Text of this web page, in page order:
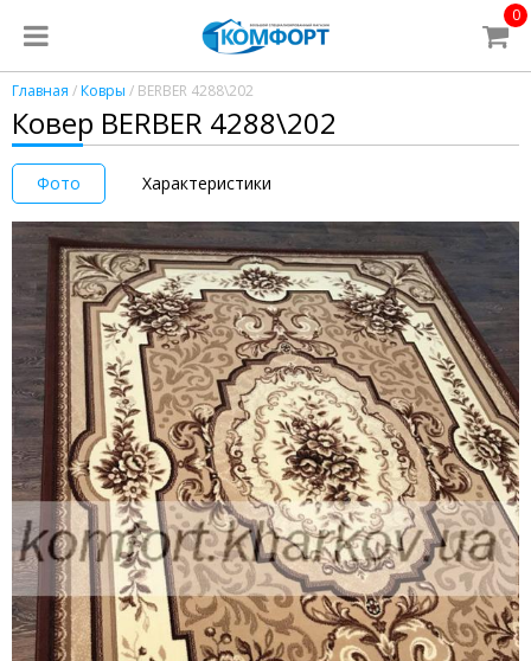
0
Главная /Ковры / BERBER 4288\202
Ковер BERBER 4288\202
Фото Характеристики